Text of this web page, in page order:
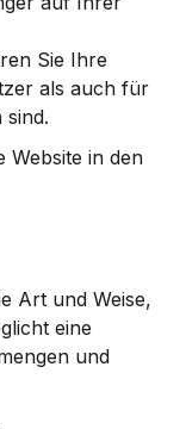
Sie Ihre
als auch für
sind.
Website in den
Art und Weise,
eine
und